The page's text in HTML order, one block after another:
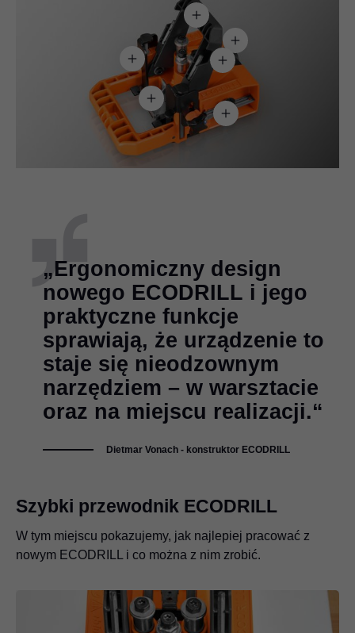
„Ergonomiczny design
nowego ECODRILL i jego
praktyczne funkcje
sprawiają, że urządzenie to
staje się nieodzownym
narzędziem – w warsztacie
oraz na miejscu realizacji.“
Dietmar Vonach - konstruktor ECODRILL
Szybki przewodnik ECODRILL
W tym miejscu pokazujemy, jak najlepiej pracować z
nowym ECODRILL i co można z nim zrobić.